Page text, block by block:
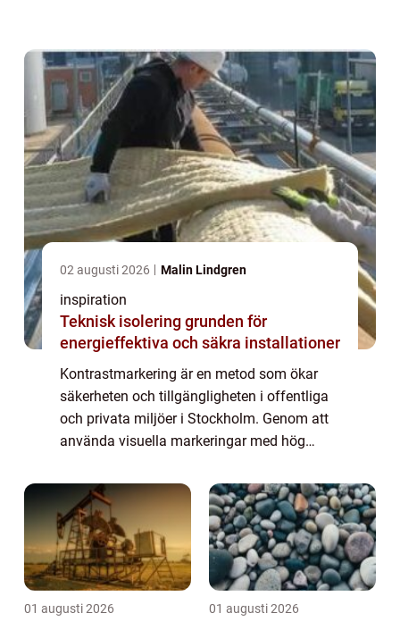
02 augusti 2026 Malin Lindgren
inspiration
Teknisk isolering grunden för
energieffektiva och säkra installationer
Kontrastmarkering är en metod som ökar
säkerheten och tillgängligheten i offentliga
och privata miljöer i Stockholm. Genom att
använda visuella markeringar med hög
syn ...
01 augusti 2026 01 augusti 2026